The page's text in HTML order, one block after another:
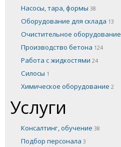
Насосы, тара, формы 38
Оборудование для склада 13
Очистительное оборудование
Производство бетона 124
Работа с жидкостями 24
Силосы 1
Химическое оборудование 2
Услуги
Консалтинг, обучение 38
Подбор персонала 3